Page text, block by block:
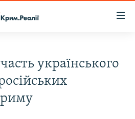
українського